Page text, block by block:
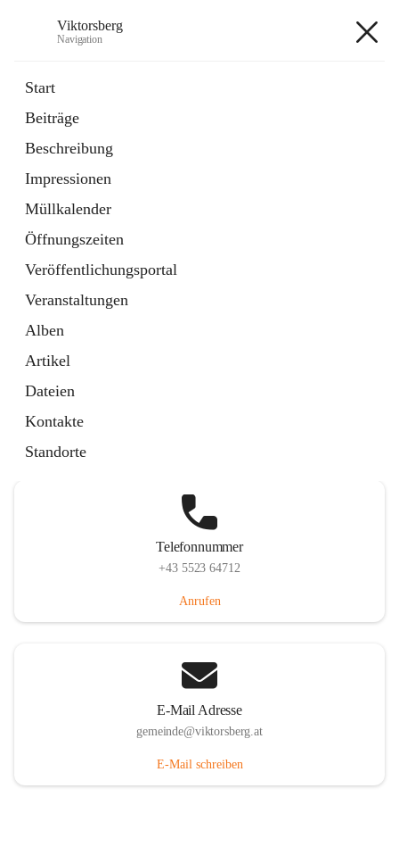
Viktorsberg
Navigation
Start
Beiträge
Beschreibung
Impressionen
Müllkalender
Öffnungszeiten
Veröffentlichungsportal
Veranstaltungen
Alben
Artikel
Dateien
Kontakte
Standorte
1 Schnellzugriff
Bürgerservice
10 Schnellzugriffe
Telefonnummer
+43 5523 64712
Anrufen
E-Mail Adresse
gemeinde@viktorsberg.at
E-Mail schreiben